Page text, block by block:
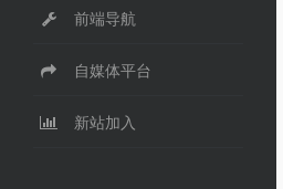
前端导航
自媒体平台
新站加入